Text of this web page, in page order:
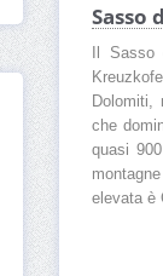
Sasso
Il
Dolomiti,
che
quasi
elevata è